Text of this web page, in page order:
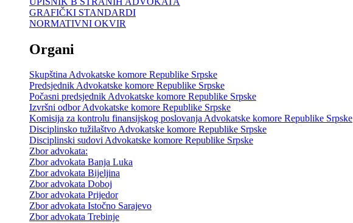
GRAFIČKI STANDARDI
NORMATIVNI OKVIR
Organi
Skupština Advokatske komore Republike Srpske
Predsjednik Advokatske komore Republike Srpske
Počasni predsjednik Advokatske komore Republike Srpske
Izvršni odbor Advokatske komore Republike Srpske
Komisija za kontrolu finansijskog poslovanja Advokatske komore Republike Srpske
Disciplinsko tužilaštvo Advokatske komore Republike Srpske
Disciplinski sudovi Advokatske komore Republike Srpske
Zbor advokata:
Zbor advokata Banja Luka
Zbor advokata Bijeljina
Zbor advokata Doboj
Zbor advokata Prijedor
Zbor advokata Istočno Sarajevo
Zbor advokata Trebinje